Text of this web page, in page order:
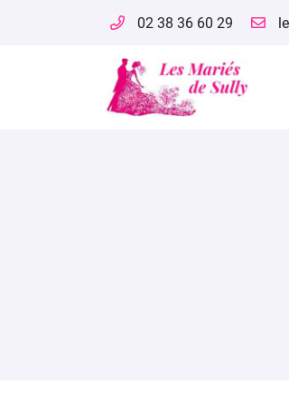
02 38 36 60 29
45600 Sully-sur-Loire
02 38 36 60 29